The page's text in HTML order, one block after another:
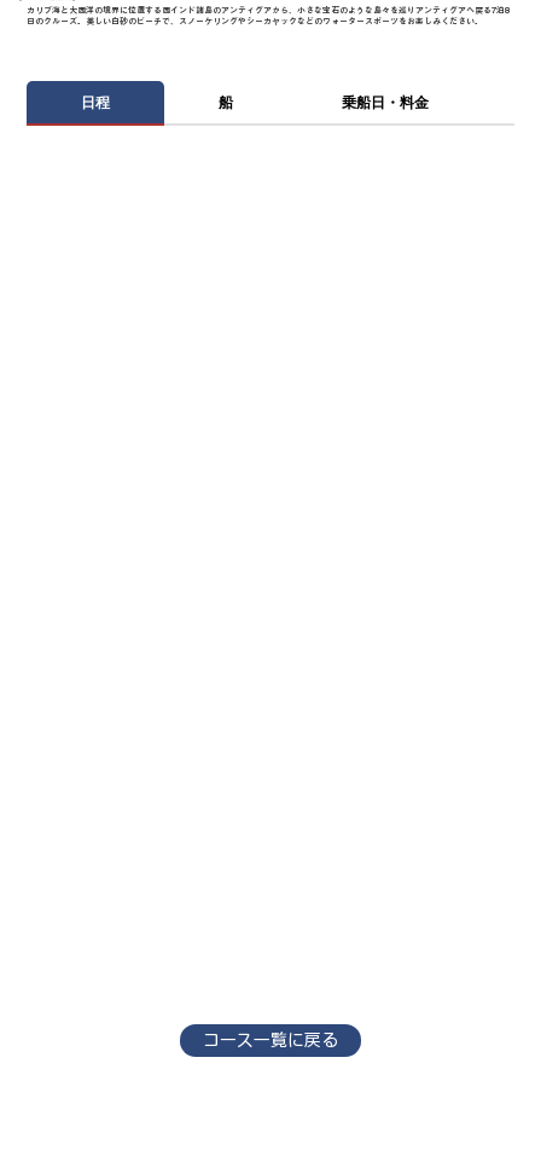
カリブ海と大西洋の境界に位置する西インド諸島のアンティグアから、小さな宝石のような島々を巡りアンティグアへ戻る7泊8
日のクルーズ。美しい白砂のビーチで、スノーケリングやシーカヤックなどのウォータースポーツをお楽しみください。
日程 船 乗船日・料金
コース一覧に戻る